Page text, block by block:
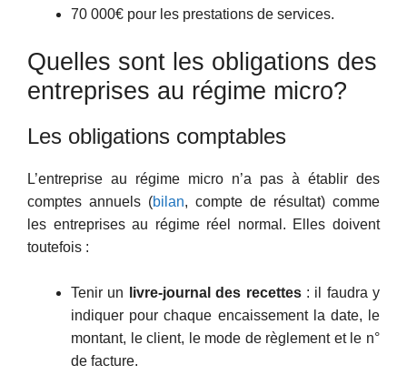
70 000€ pour les prestations de services.
Quelles sont les obligations des
entreprises au régime micro?
Les obligations comptables
L’entreprise au régime micro n’a pas à établir des
comptes annuels (bilan, compte de résultat) comme
les entreprises au régime réel normal. Elles doivent
toutefois :
Tenir un livre-journal des recettes: il faudra y
indiquer pour chaque encaissement la date, le
montant, le client, le mode de règlement et le n°
de facture.